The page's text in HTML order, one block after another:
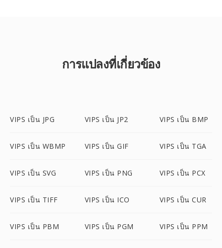
การแปลงที่เกี่ยวข้อง
VIPS เป็น JPG VIPS เป็น JP2 VIPS เป็น BMP
VIPS เป็น WBMP VIPS เป็น GIF VIPS เป็น TGA
VIPS เป็น SVG VIPS เป็น PNG VIPS เป็น PCX
VIPS เป็น TIFF VIPS เป็น ICO VIPS เป็น CUR
VIPS เป็น PBM VIPS เป็น PGM VIPS เป็น PPM